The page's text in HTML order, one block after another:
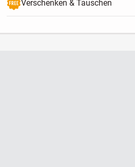
Verschenken & Tauschen